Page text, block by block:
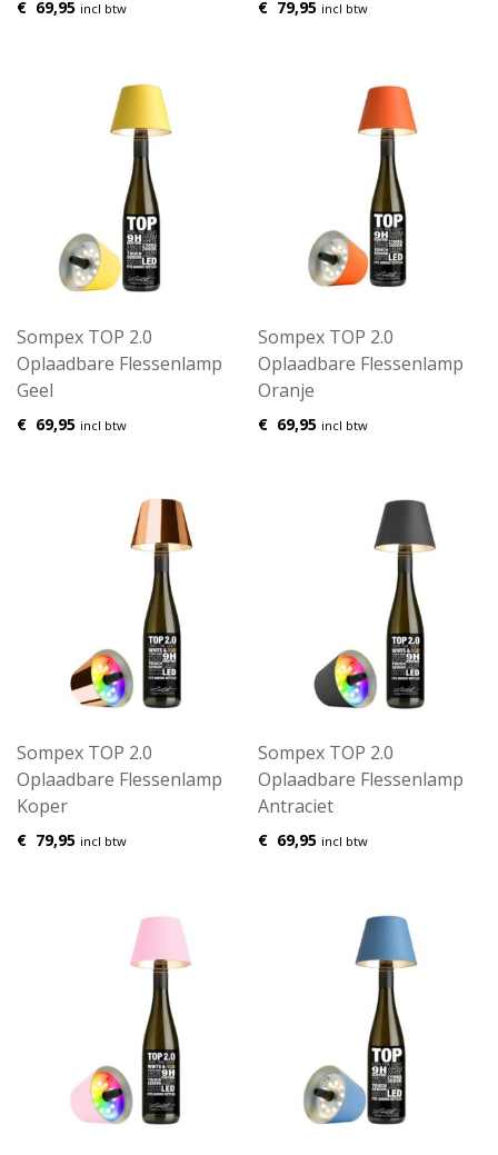
€ 69,95 incl btw € 79,95 incl btw
Sompex TOP 2.0
Oplaadbare Flessenlamp
Geel
€ 69,95 incl btw
Sompex TOP 2.0
Oplaadbare Flessenlamp
Oranje
€ 69,95 incl btw
Sompex TOP 2.0
Oplaadbare Flessenlamp
Koper
€ 79,95 incl btw
Sompex TOP 2.0
Oplaadbare Flessenlamp
Antraciet
€ 69,95 incl btw